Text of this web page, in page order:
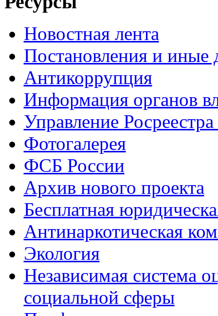
Новостная лента
Постановления и иные
Антикоррупция
Информация органов
Управление
Фотогалерея
ФСБ России
Архив нового проекта
Бесплатная
Антинаркотическая
Экология
Независимая система
социальной сферы